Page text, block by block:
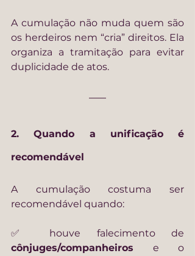
A cumulação não muda quem são
os herdeiros nem “cria” direitos. Ela
organiza a tramitação para evitar
duplicidade de atos.
2. Quando a unificação é
recomendável
A cumulação costuma ser
recomendável quando:
cônjuges/companheiros e o